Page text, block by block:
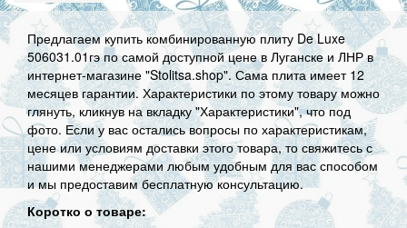
Предлагаем купить комбинированную плиту De Luxe
506031.01гэ по самой доступной цене в Луганске и ЛНР в
интернет-магазине "Stolitsa.shop". Сама плита имеет 12
месяцев гарантии. Характеристики по этому товару можно
глянуть, кликнув на вкладку "Характеристики", что под
фото. Если у вас остались вопросы по характеристикам,
цене или условиям доставки этого товара, то свяжитесь с
нашими менеджерами любым удобным для вас способом
и мы предоставим бесплатную консультацию.
Коротко о товаре: